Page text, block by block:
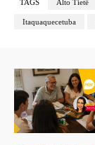
TAGS Alto Tietê
Itaquaquecetuba